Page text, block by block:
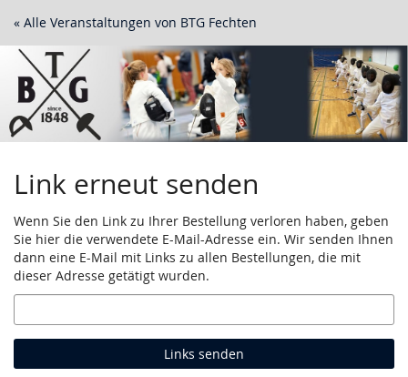
Zum
Inhalt
springen
« Alle Veranstaltungen von BTG Fechten
Link erneut senden
Wenn Sie den Link zu Ihrer Bestellung verloren haben, geben
Sie hier die verwendete E-Mail-Adresse ein. Wir senden Ihnen
dann eine E-Mail mit Links zu allen Bestellungen, die mit
dieser Adresse getätigt wurden.
E-
Mail
Links senden